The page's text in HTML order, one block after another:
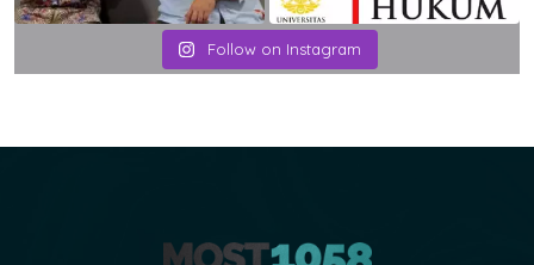
Follow on Instagram